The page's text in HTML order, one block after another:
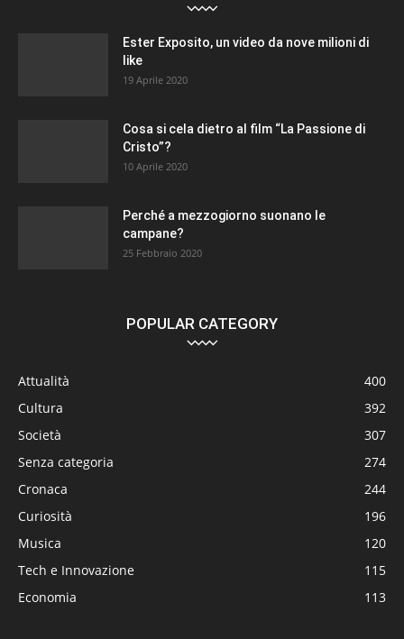
Ester Exposito, un video da nove milioni di
like
19 Aprile 2020
Cosa si cela dietro al film “La Passione di
Cristo”?
10 Aprile 2020
Perché a mezzogiorno suonano le
campane?
25 Febbraio 2020
POPULAR CATEGORY
Attualità
400
Cultura
392
Società
307
Senza categoria
274
Cronaca
244
Curiosità
196
Musica
120
Tech e Innovazione
115
Economia
113